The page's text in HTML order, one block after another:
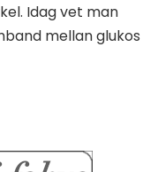
Idag vet man
mellan glukos